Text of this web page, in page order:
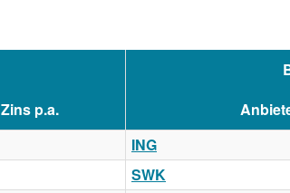
Zins p.a.
ING
SWK